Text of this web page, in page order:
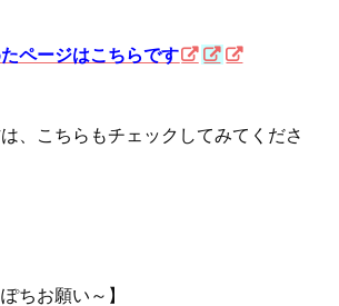
ページはこちらです
、こちらもチェックしてみてくださ
ちお願い～】